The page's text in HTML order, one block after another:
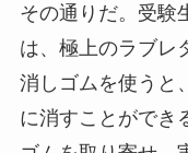
その通りだ。受験
は、極上のラブレ
消しゴムを使うと
に消すことができ